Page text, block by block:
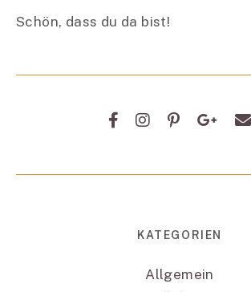
Schön, dass du da bist!
KATEGORIEN
Allgemein